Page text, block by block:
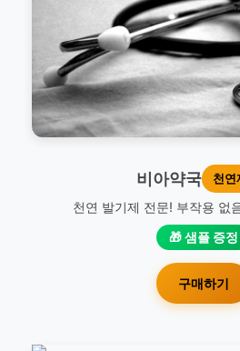
비아약국 천연
천연 발기제 전문! 부작용 없
🎁 샘플 증정
구매하기